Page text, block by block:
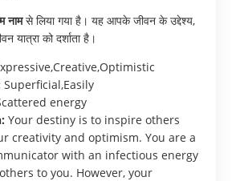
नामसे लिया गया है। यह आपके जीवन के उद्देश्य,
यात्रा को दर्शाता है।
Superficial,Easily
energy
Your destiny is to inspire others
creativity and optimism. You are a
with an infectious energy
to you. However, your